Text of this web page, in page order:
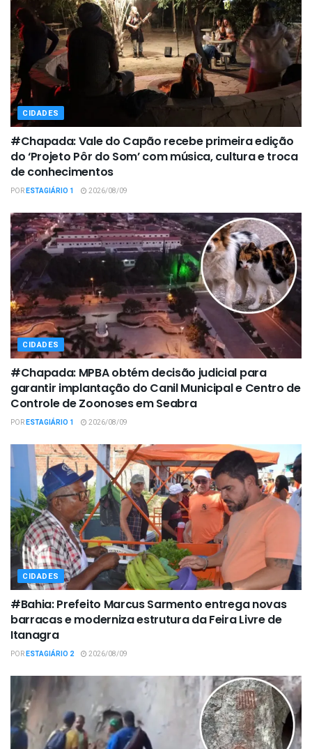
CIDADES
#Chapada: Vale do Capão recebe primeira edição
do ‘Projeto Pôr do Som’ com música, cultura e troca
de conhecimentos
PORESTAGIÁRIO 1 2026/08/09
CIDADES
#Chapada: MPBA obtém decisão judicial para
garantir implantação do Canil Municipal e Centro de
Controle de Zoonoses em Seabra
PORESTAGIÁRIO 1 2026/08/09
CIDADES
#Bahia: Prefeito Marcus Sarmento entrega novas
barracas e moderniza estrutura da Feira Livre de
Itanagra
PORESTAGIÁRIO 2 2026/08/09